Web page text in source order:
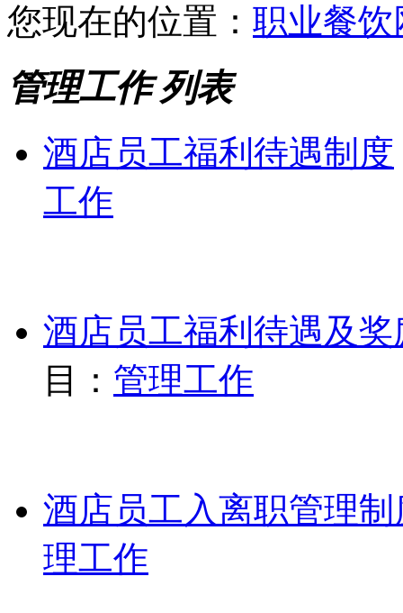
您现在的位置： 职业餐饮
管理工作 列表
酒店员工福利待遇制度
工作
酒店员工福利待遇及
目： 管理工作
酒店员工入离职管理制
理工作